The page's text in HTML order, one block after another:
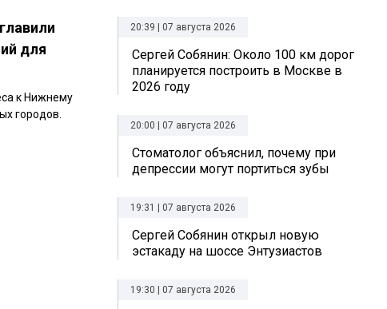
для
к Нижнему
городов.
20:39 | 07 августа 2026
Сергей Собянин: Около 100 км дорог
планируется построить в Москве в
2026 году
20:00 | 07 августа 2026
Стоматолог объяснил, почему при
депрессии могут портиться зубы
19:31 | 07 августа 2026
Сергей Собянин открыл новую
эстакаду на шоссе Энтузиастов
19:30 | 07 августа 2026